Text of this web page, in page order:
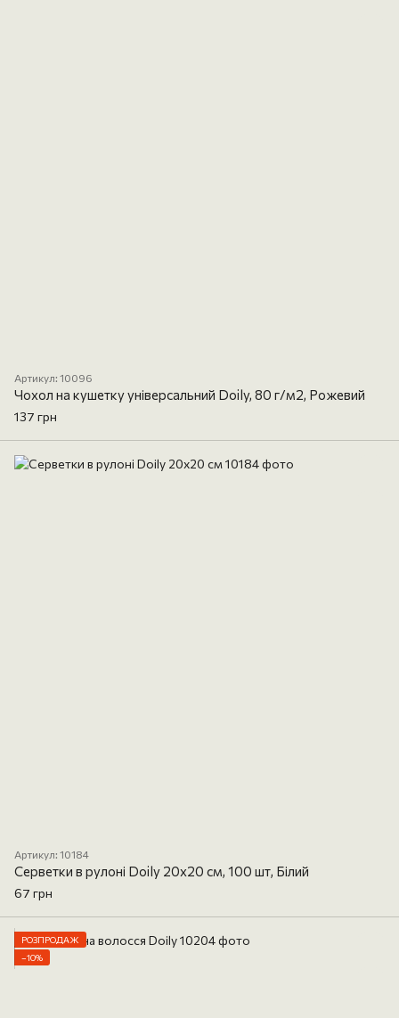
Артикул: 10096
Чохол на кушетку універсальний Doily, 80 г/м2, Рожевий
137 грн
Артикул: 10184
Серветки в рулоні Doily 20х20 см, 100 шт, Білий
67 грн
РОЗПРОДАЖ
−10%